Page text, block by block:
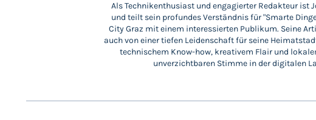
Als Technikenthusiast und engagierter Redakteur ist
und teilt sein profundes Verständnis für "Smarte
City Graz mit einem interessierten Publikum. Seine
auch von einer tiefen Leidenschaft für seine
technischem Know-how, kreativem Flair und
unverzichtbaren Stimme in der digitalen